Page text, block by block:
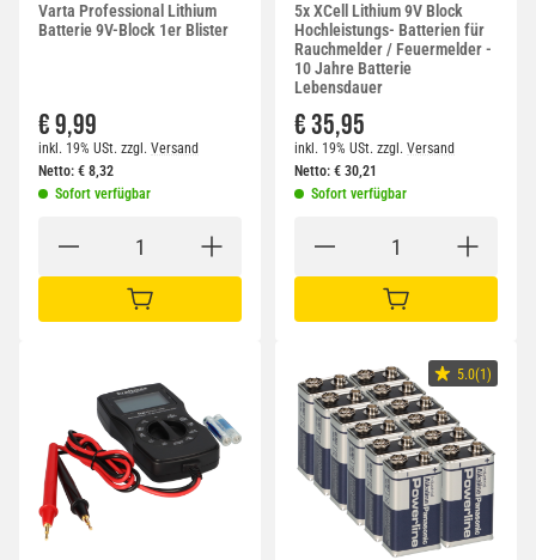
Varta Professional Lithium
Batterie 9V-Block 1er Blister
€ 9,99
inkl. 19% USt. zzgl. Versand
Netto: € 8,32
Sofort verfügbar
IN DEN WARENKORB
5x XCell Lithium 9V Block
Hochleistungs- Batterien für
Rauchmelder / Feuermelder -
10 Jahre Batterie
Lebensdauer
€ 35,95
inkl. 19% USt. zzgl. Versand
Netto: € 30,21
Sofort verfügbar
IN DEN WARENKORB
5.0(1)